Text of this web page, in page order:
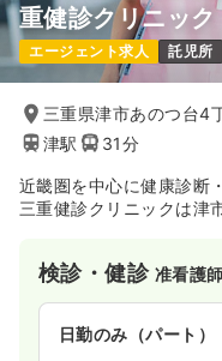
重健診クリニック
エージェント求人 託児所
三重県津市あのつ台4
津駅
31分
近畿圏を中心に健康診断
三重健診クリニックは津
検診・健診 准看護師
日勤のみ（パート）